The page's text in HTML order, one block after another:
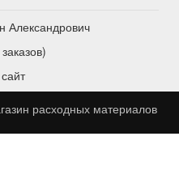
Александрович
расходных материалов